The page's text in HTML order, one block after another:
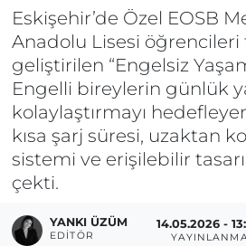
Eskişehir’de Özel EOSB
Anadolu Lisesi öğrencileri
geliştirilen “Engelsiz Yaşam
Engelli bireylerin günlük
kolaylaştırmayı
kısa şarj süresi, uzaktan
sistemi ve erişilebilir
çekti.
YANKI ÜZÜM
EDITÖR
14.05.2026 -